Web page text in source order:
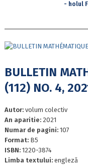
- holul
BULLETIN
(112) NO. 4,
Autor: volum colectiv
An aparitie: 2021
Numar de pagini: 107
Format: B5
ISBN: 1220-3874
Limba textului: engleză